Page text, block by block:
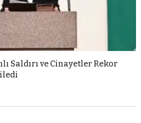
Saldırı ve Cinayetler Rekor